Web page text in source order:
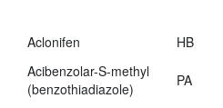
Aclonifen HB
Acibenzolar-S-methyl
(benzothiadiazole)
PA